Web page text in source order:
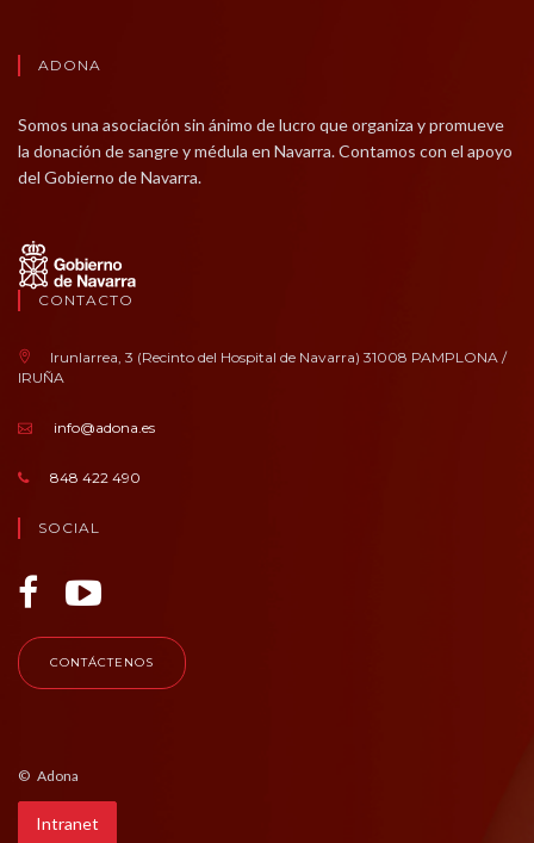
ADONA
Somos una asociación sin ánimo de lucro que organiza y promueve
la donación de sangre y médula en Navarra. Contamos con el apoyo
del Gobierno de Navarra.
CONTACTO
Irunlarrea, 3 (Recinto del Hospital de Navarra) 31008 PAMPLONA /
IRUÑA
info@adona.es
848 422 490
SOCIAL
CONTÁCTENOS
© Adona
Intranet